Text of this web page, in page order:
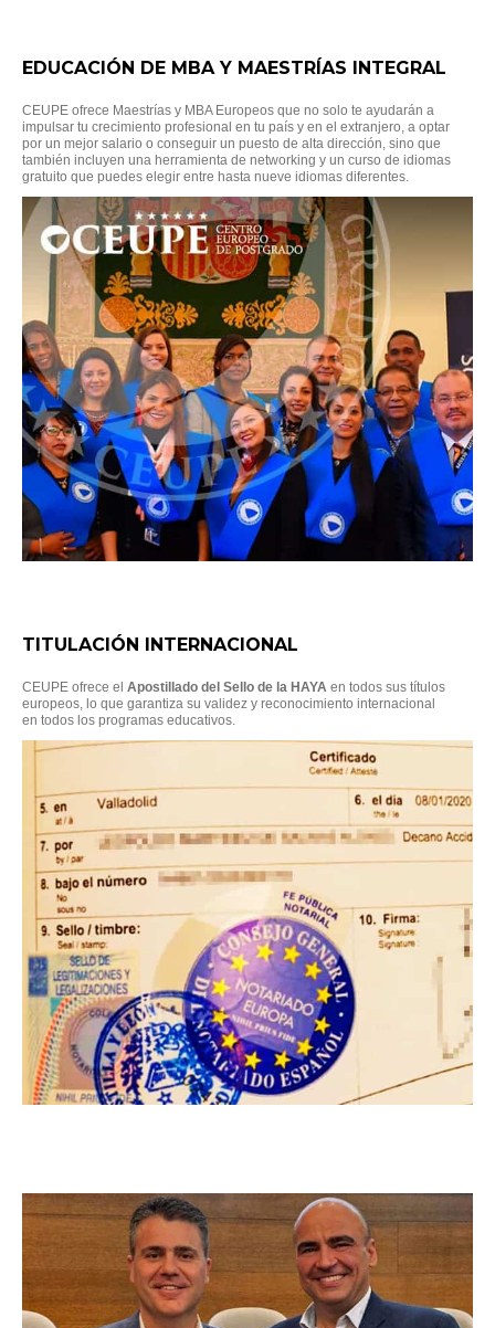
EDUCACIÓN DE MBA Y MAESTRÍAS INTEGRAL
CEUPE ofrece Maestrías y MBA Europeos que no solo te ayudarán a
impulsar tu crecimiento profesional en tu país y en el extranjero, a optar
por un mejor salario o conseguir un puesto de alta dirección, sino que
también incluyen una herramienta de networking y un curso de idiomas
gratuito que puedes elegir entre hasta nueve idiomas diferentes.
TITULACIÓN INTERNACIONAL
CEUPE ofrece el Apostillado del Sello de la HAYA en todos sus títulos
europeos, lo que garantiza su validez y reconocimiento internacional
en todos los programas educativos.